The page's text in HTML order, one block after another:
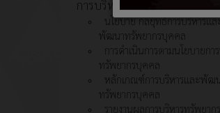
การบริหารและพัฒนาทรัพยากร
นโยบาย กลยุทธ์การบริหารแล
พัฒนาทรัพยากรบุคคล
การดำเนินการตามนโยบายกา
ทรัพยากรบุคคล
หลักเกณฑ์การบริหารและพัฒนา
ทรัพยากรบุคคล
รายงานผลการบริหารทรัพยา